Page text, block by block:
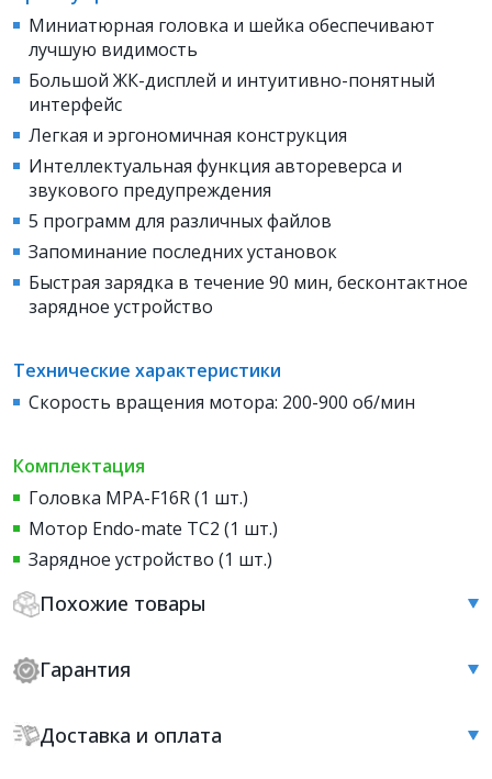
Похожие товары
Гарантия
Доставка и оплата
Миниатюрная головка и шейка обеспечивают
лучшую видимость
Большой ЖК-дисплей и интуитивно-понятный
интерфейс
Легкая и эргономичная конструкция
Интеллектуальная функция автореверса и
звукового предупреждения
5 программ для различных файлов
Запоминание последних установок
Быстрая зарядка в течение 90 мин, бесконтактное
зарядное устройство
Технические характеристики
Скорость вращения мотора: 200-900 об/мин
Комплектация
Головка MPA-F16R (1 шт.)
Мотор Endo-mate TC2 (1 шт.)
Зарядное устройство (1 шт.)